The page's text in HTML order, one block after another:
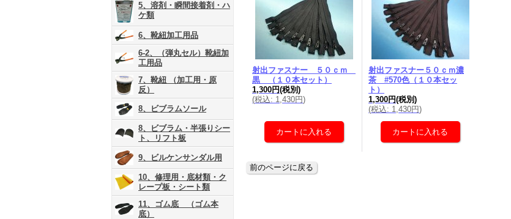
5、溶剤・瞬間接着剤・ハ
ケ類
6、靴紐加工用品
6-2、（弾丸セル）靴紐加
工用品
7、靴紐 （加工用・原
反）
8、ビブラムソール
8、ビブラム・半張りシー
ト、リフト板
9、ビルケンサンダル用
10、修理用・底材類・ク
レープ板・シート類
11、ゴム底 （ゴム本
底）
射出ファスナー ５０ｃｍ
黒 （１０本セット）
1,300円(税別)
(税込: 1,430円)
射出ファスナー５０ｃｍ濃
茶 #570色（１０本セッ
ト）
1,300円(税別)
(税込: 1,430円)